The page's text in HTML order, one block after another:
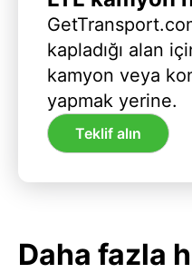
kapladığı alan
kamyon veya
yapmak yerine.
Teklif alın
Daha fazla